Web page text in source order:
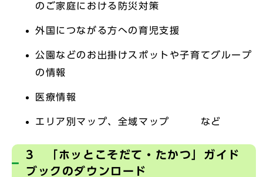
のご家庭における防災対策
外国につながる方への育児支援
公園などのお出掛けスポットや子育てグループ
の情報
医療情報
エリア別マップ、全域マップ など
3 「ホッとこそだて・たかつ」ガイド
ブックのダウンロード